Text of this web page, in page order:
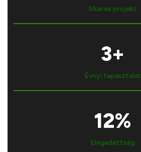
Sikeres projekt
4+
Évnyi tapasztalat
16%
Elégedettség